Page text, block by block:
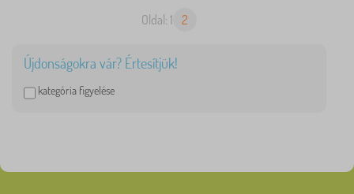
Oldal: 1 2
Újdonságokra vár? Értesítjük!
kategória figyelése